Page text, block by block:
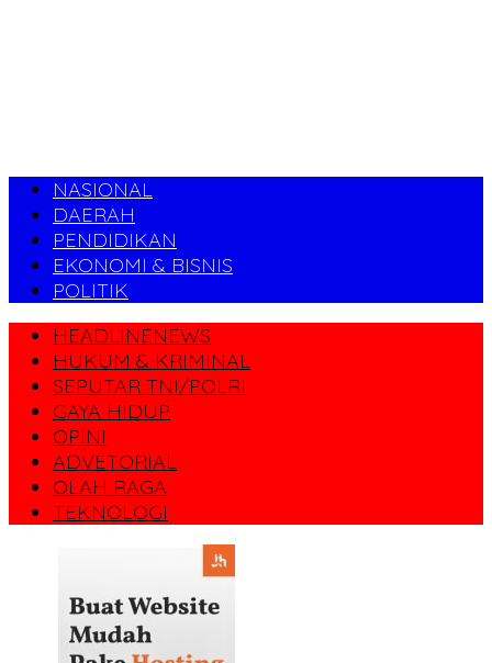
NASIONAL
DAERAH
PENDIDIKAN
EKONOMI & BISNIS
POLITIK
HEADLINENEWS
HUKUM & KRIMINAL
SEPUTAR TNI/POLRI
GAYA HIDUP
OPINI
ADVETORIAL
OLAH RAGA
TEKNOLOGI